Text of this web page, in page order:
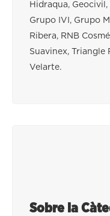
Hidraqua,
Grupo IVI, Grupo
Ribera, RNB
Suavinex, Triangle
Velarte.
Sobre la